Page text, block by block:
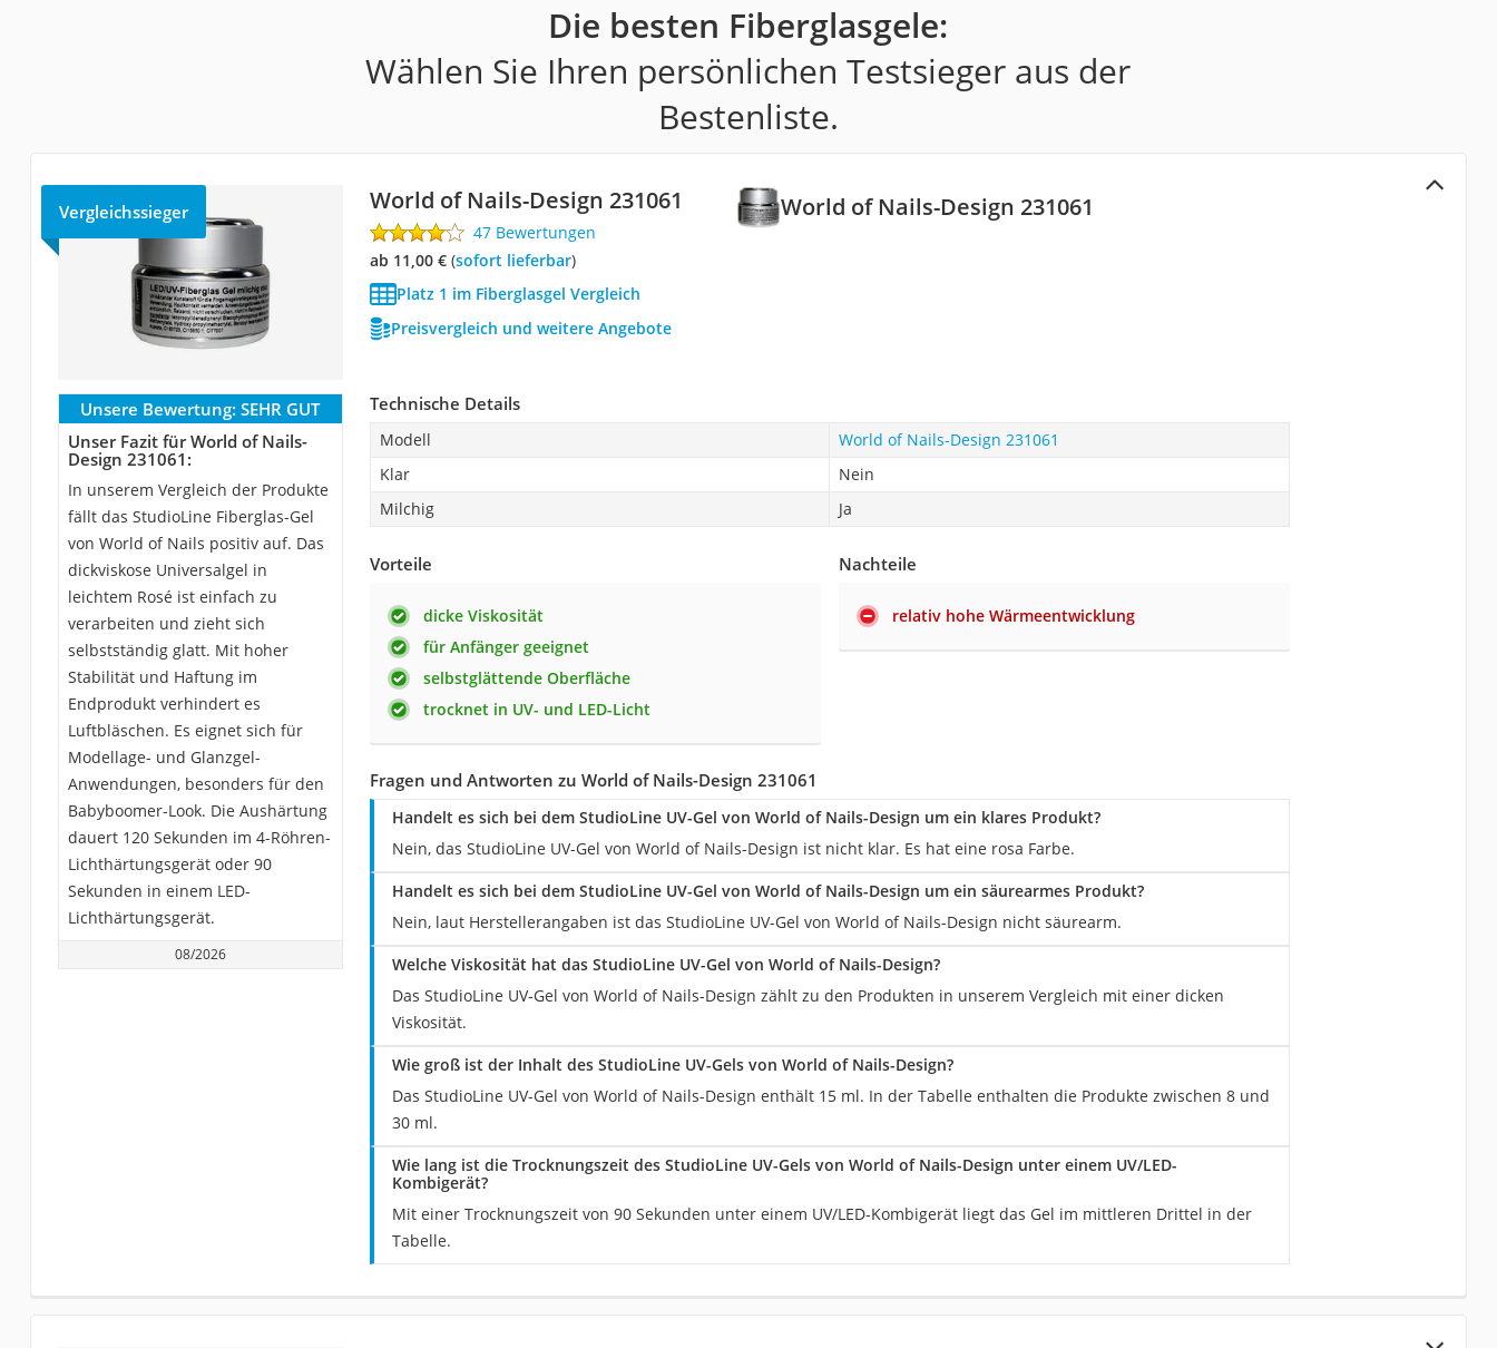
Die besten Fiberglasgele:
Wählen Sie Ihren persönlichen Testsieger aus der
Bestenliste.
World of Nails-Design 231061
Vergleichssieger World of Nails-Design 231061
47 Bewertungen
ab 11,00 €( Sofort lieferbar)
Platz 1 im Fiberglasgel Vergleich
Preisvergleich und weitere Angebote
Unsere Bewertung: SEHR GUT
Unser Fazit für World of Nails-
Design 231061:
In unserem Vergleich der Produkte
fällt das StudioLine Fiberglas-Gel
von World of Nails positiv auf. Das
dickviskose Universalgel in
leichtem Rosé ist einfach zu
verarbeiten und zieht sich
selbstständig glatt. Mit hoher
Stabilität und Haftung im
Endprodukt verhindert es
Luftbläschen. Es eignet sich für
Modellage- und Glanzgel-
Anwendungen, besonders für den
Babyboomer-Look. Die Aushärtung
dauert 120 Sekunden im 4-Röhren-
Lichthärtungsgerät oder 90
Sekunden in einem LED-
Lichthärtungsgerät.
08/2026
Technische Details
Modell
World of Nails-Design 231061
Klar
Nein
Milchig
Ja
Vorteile
dicke Viskosität
für Anfänger geeignet
selbstglättende Oberfläche
trocknet in UV- und LED-Licht
Nachteile
relativ hohe Wärmeentwicklung
Fragen und Antworten zu World of Nails-Design 231061
Handelt es sich bei dem StudioLine UV-Gel von World of Nails-Design um ein klares Produkt?
Nein, das StudioLine UV-Gel von World of Nails-Design ist nicht klar. Es hat eine rosa Farbe.
Handelt es sich bei dem StudioLine UV-Gel von World of Nails-Design um ein säurearmes Produkt?
Nein, laut Herstellerangaben ist das StudioLine UV-Gel von World of Nails-Design nicht säurearm.
Welche Viskosität hat das StudioLine UV-Gel von World of Nails-Design?
Das StudioLine UV-Gel von World of Nails-Design zählt zu den Produkten in unserem Vergleich mit einer dicken
Viskosität.
Wie groß ist der Inhalt des StudioLine UV-Gels von World of Nails-Design?
Das StudioLine UV-Gel von World of Nails-Design enthält 15 ml. In der Tabelle enthalten die Produkte zwischen 8 und
30 ml.
Wie lang ist die Trocknungszeit des StudioLine UV-Gels von World of Nails-Design unter einem UV/LED-
Kombigerät?
Mit einer Trocknungszeit von 90 Sekunden unter einem UV/LED-Kombigerät liegt das Gel im mittleren Drittel in der
Tabelle.